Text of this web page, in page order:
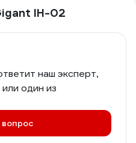
IH-02
наш эксперт,
один из